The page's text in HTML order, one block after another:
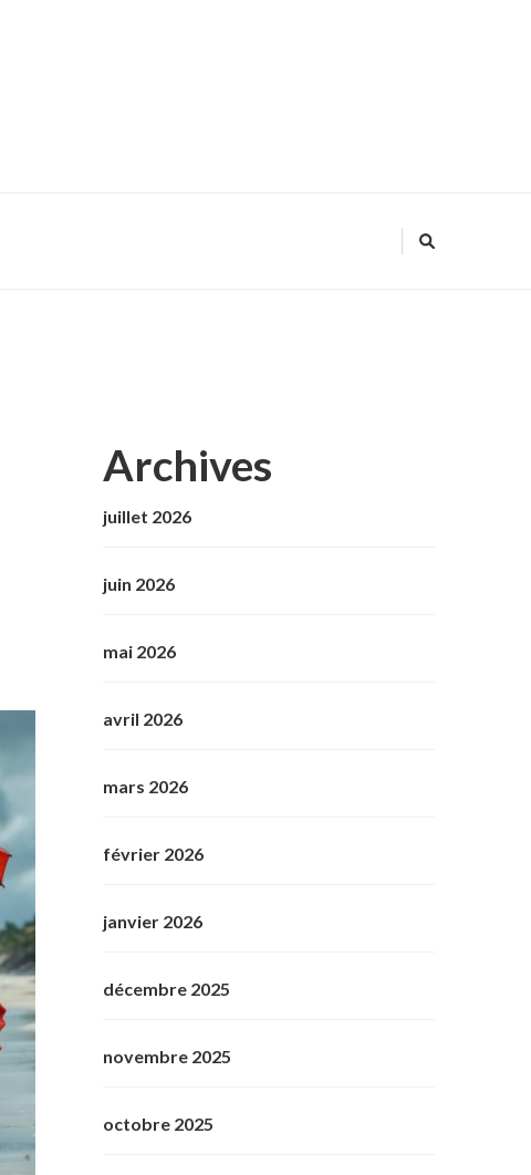
Archives
juillet 2026
juin 2026
mai 2026
avril 2026
mars 2026
février 2026
janvier 2026
décembre 2025
novembre 2025
octobre 2025